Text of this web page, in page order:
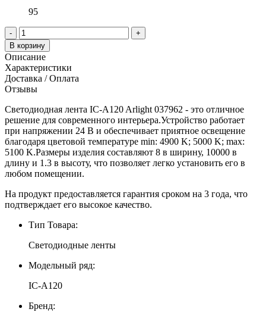
95
-
+
В корзину
Описание
Характеристики
Доставка / Оплата
Отзывы
Светодиодная лента IC-A120 Arlight 037962 - это отличное
решение для современного интерьера.Устройство работает
при напряжении 24 В и обеспечивает приятное освещение
благодаря цветовой температуре min: 4900 K; 5000 K; max:
5100 K.Размеры изделия составляют 8 в ширину, 10000 в
длину и 1.3 в высоту, что позволяет легко установить его в
любом помещении.
На продукт предоставляется гарантия сроком на 3 года, что
подтверждает его высокое качество.
Тип Товара:
Светодиодные ленты
Модельный ряд:
IC-A120
Бренд: